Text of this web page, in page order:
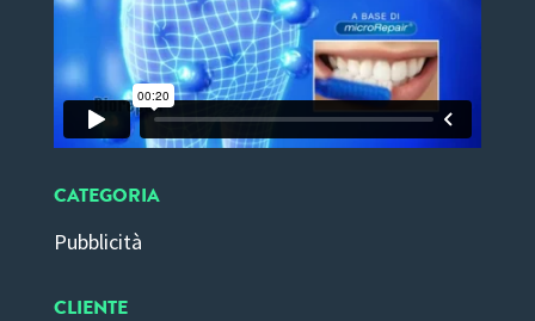
CATEGORIA
Pubblicità
CLIENTE